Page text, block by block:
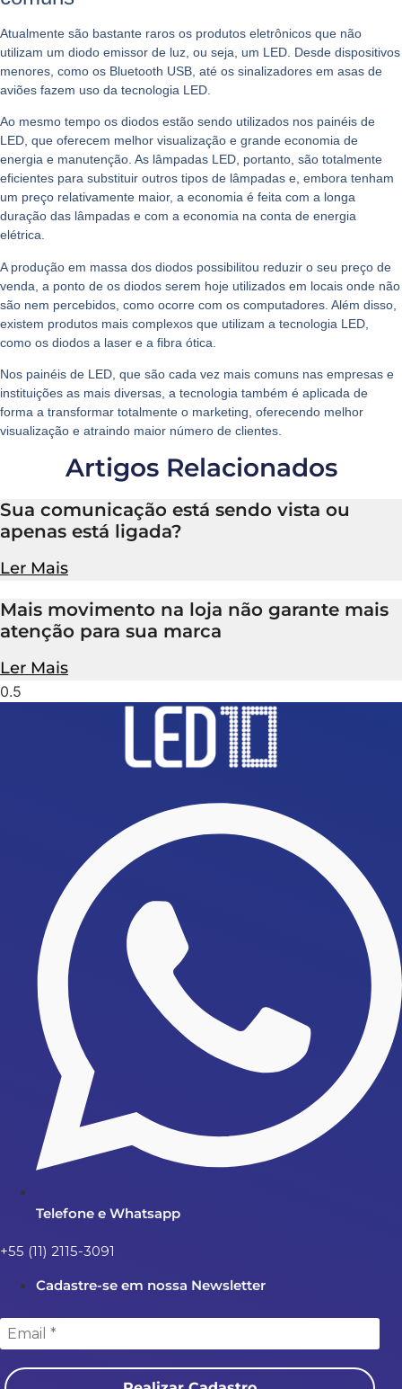
Atualmente são bastante raros os produtos eletrônicos que não
utilizam um diodo emissor de luz, ou seja, um LED. Desde dispositivos
menores, como os Bluetooth USB, até os sinalizadores em asas de
aviões fazem uso da tecnologia LED.
Ao mesmo tempo os diodos estão sendo utilizados nos painéis de
LED, que oferecem melhor visualização e grande economia de
energia e manutenção. As lâmpadas LED, portanto, são totalmente
eficientes para substituir outros tipos de lâmpadas e, embora tenham
um preço relativamente maior, a economia é feita com a longa
duração das lâmpadas e com a economia na conta de energia
elétrica.
A produção em massa dos diodos possibilitou reduzir o seu preço de
venda, a ponto de os diodos serem hoje utilizados em locais onde não
são nem percebidos, como ocorre com os computadores. Além disso,
existem produtos mais complexos que utilizam a tecnologia LED,
como os diodos a laser e a fibra ótica.
Nos painéis de LED , que são cada vez mais comuns nas empresas e
instituições as mais diversas, a tecnologia também é aplicada de
forma a transformar totalmente o marketing, oferecendo melhor
visualização e atraindo maior número de clientes.
Artigos Relacionados
Sua comunicação está sendo vista ou
apenas está ligada?
Ler Mais
Mais movimento na loja não garante mais
atenção para sua marca
Ler Mais
Telefone e Whatsapp
+55 (11) 2115-3091
Cadastre-se em nossa Newsletter